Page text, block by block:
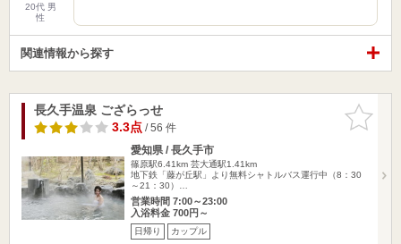
20代 男
性
関連情報から探す
お気に入
りに追加
長久手温泉 ござらっせ
3.3点/ 56 件
愛知県 / 長久手市
篠原駅6.41km 芸大通駅1.41km
地下鉄「藤が丘駅」より無料シャトルバス運行中（8：30
～21：30）…
営業時間 7:00～23:00
入浴料金 700円～
日帰り カップル